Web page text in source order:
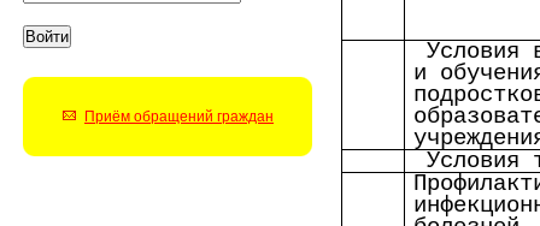
Приём обращений граждан
Условия
и
Условия